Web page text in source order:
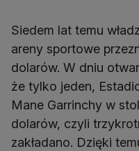
Siedem lat temu
areny sportowe
dolarów. W dniu
że tylko jeden,
Mane Garrinchy w
dolarów, czyli
zakładano. Dzięki